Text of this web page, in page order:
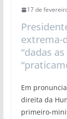
17 de
extrema-
“dadas
Em
direita da
primeiro-